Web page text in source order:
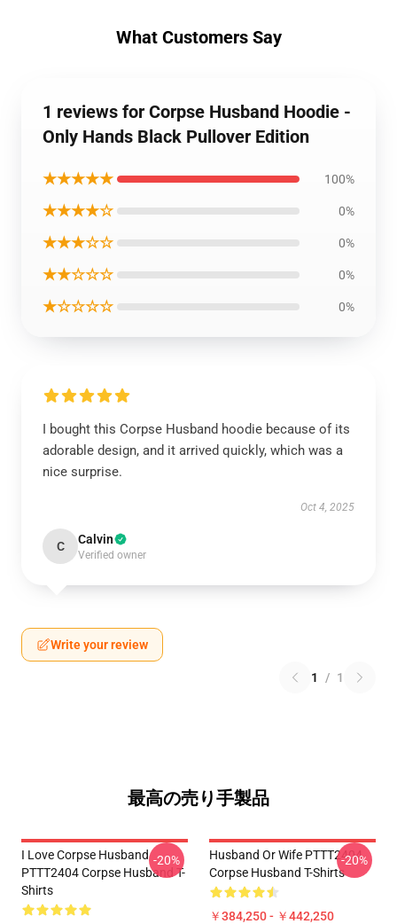
What Customers Say
1 reviews for Corpse Husband Hoodie -
Only Hands Black Pullover Edition
★★★★★ 100%
★★★★☆ 0%
★★★☆☆ 0%
★★☆☆☆ 0%
★☆☆☆☆ 0%
I bought this Corpse Husband hoodie because of its
adorable design, and it arrived quickly, which was a
nice surprise.
Oct 4, 2025
C Calvin
Verified owner
Write your review
1 / 1
最高の売り手製品
I Love Corpse Husband
PTTT2404 Corpse Husband T-
Shirts
-20%
Husband Or Wife PTTT2404
Corpse Husband T-Shirts
￥384,250 - ￥442,250
-20%